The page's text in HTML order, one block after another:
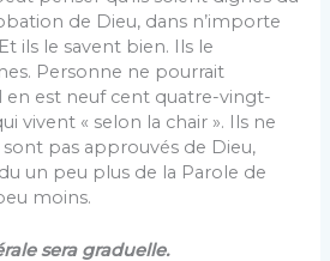
de Dieu, dans n’importe
ils le savent bien. Ils le
Personne ne pourrait
en est neuf cent quatre-vingt-
vivent « selon la chair ». Ils ne
pas approuvés de Dieu,
un peu plus de la Parole de
moins.
sera graduelle.